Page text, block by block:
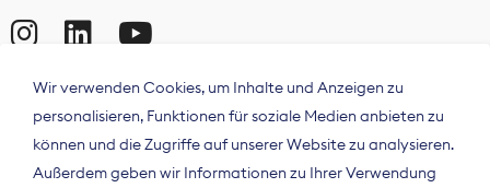
Wir verwenden Cookies, um Inhalte und Anzeigen zu
personalisieren, Funktionen für soziale Medien anbieten zu
können und die Zugriffe auf unserer Website zu analysieren.
Außerdem geben wir Informationen zu Ihrer Verwendung